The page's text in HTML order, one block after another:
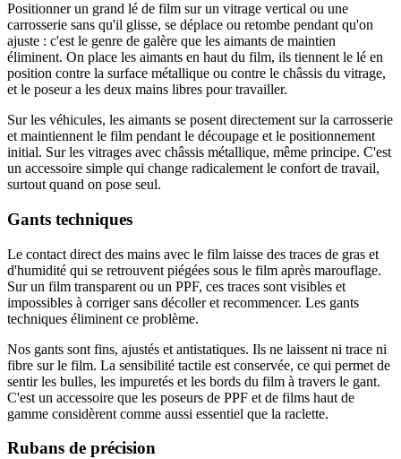
Positionner un grand lé de film sur un vitrage vertical ou une
carrosserie sans qu'il glisse, se déplace ou retombe pendant qu'on
ajuste : c'est le genre de galère que les aimants de maintien
éliminent. On place les aimants en haut du film, ils tiennent le lé en
position contre la surface métallique ou contre le châssis du vitrage,
et le poseur a les deux mains libres pour travailler.
Sur les véhicules, les aimants se posent directement sur la carrosserie
et maintiennent le film pendant le découpage et le positionnement
initial. Sur les vitrages avec châssis métallique, même principe. C'est
un accessoire simple qui change radicalement le confort de travail,
surtout quand on pose seul.
Gants techniques
Le contact direct des mains avec le film laisse des traces de gras et
d'humidité qui se retrouvent piégées sous le film après marouflage.
Sur un film transparent ou un PPF, ces traces sont visibles et
impossibles à corriger sans décoller et recommencer. Les gants
techniques éliminent ce problème.
Nos gants sont fins, ajustés et antistatiques. Ils ne laissent ni trace ni
fibre sur le film. La sensibilité tactile est conservée, ce qui permet de
sentir les bulles, les impuretés et les bords du film à travers le gant.
C'est un accessoire que les poseurs de PPF et de films haut de
gamme considèrent comme aussi essentiel que la raclette.
Rubans de précision